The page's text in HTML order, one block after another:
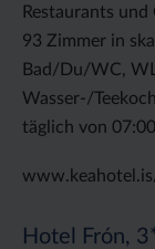
Restaurants
93 Zimmer in
Bad/Du/WC,
Wasser-/
täglich von
Hotel Frón,